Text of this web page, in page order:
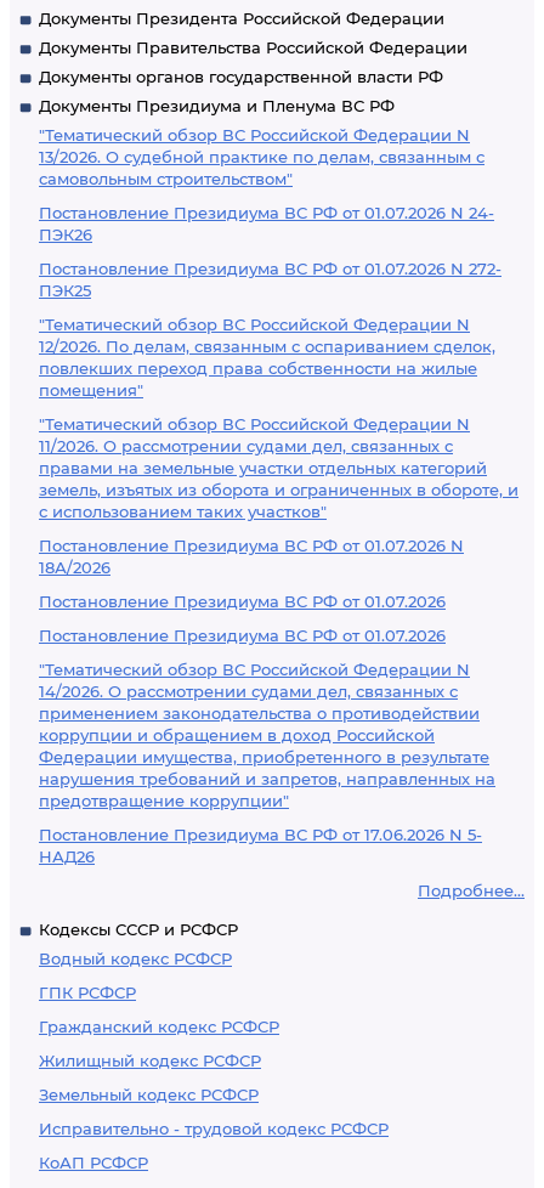
Документы Президента Российской Федерации
Документы Правительства Российской Федерации
Документы органов государственной власти РФ
Документы Президиума и Пленума ВС РФ
"Тематический обзор ВС Российской Федерации N
13/2026. О судебной практике по делам, связанным с
самовольным строительством"
Постановление Президиума ВС РФ от 01.07.2026 N 24-
ПЭК26
Постановление Президиума ВС РФ от 01.07.2026 N 272-
ПЭК25
"Тематический обзор ВС Российской Федерации N
12/2026. По делам, связанным с оспариванием сделок,
повлекших переход права собственности на жилые
помещения"
"Тематический обзор ВС Российской Федерации N
11/2026. О рассмотрении судами дел, связанных с
правами на земельные участки отдельных категорий
земель, изъятых из оборота и ограниченных в обороте, и
с использованием таких участков"
Постановление Президиума ВС РФ от 01.07.2026 N
18А/2026
Постановление Президиума ВС РФ от 01.07.2026
Постановление Президиума ВС РФ от 01.07.2026
"Тематический обзор ВС Российской Федерации N
14/2026. О рассмотрении судами дел, связанных с
применением законодательства о противодействии
коррупции и обращением в доход Российской
Федерации имущества, приобретенного в результате
нарушения требований и запретов, направленных на
предотвращение коррупции"
Постановление Президиума ВС РФ от 17.06.2026 N 5-
НАД26
Подробнее...
Кодексы СССР и РСФСР
Водный кодекс РСФСР
ГПК РСФСР
Гражданский кодекс РСФСР
Жилищный кодекс РСФСР
Земельный кодекс РСФСР
Исправительно - трудовой кодекс РСФСР
КоАП РСФСР